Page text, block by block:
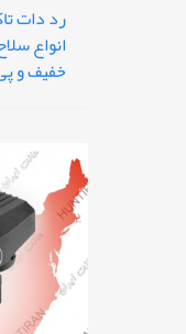
رد دات
انواع
خفیف و